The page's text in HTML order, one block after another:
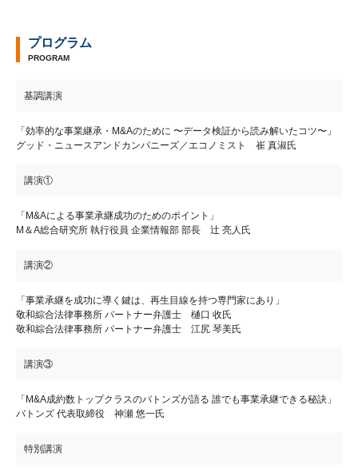
プログラム
PROGRAM
基調講演
「効率的な事業継承・M&Aのために 〜データ検証から読み解いたコツ〜」
グッド・ニュースアンドカンパニーズ／エコノミスト 崔 真淑氏
講演①
「M&Aによる事業承継成功のためのポイント」
M＆A総合研究所 執行役員 企業情報部 部長 辻 亮人氏
講演②
「事業承継を成功に導く鍵は、再生目線を持つ専門家にあり」
敬和綜合法律事務所 パートナー弁護士 樋口 收氏
敬和綜合法律事務所 パートナー弁護士 江尻 琴美氏
講演③
「M&A成約数トップクラスのバトンズが語る 誰でも事業承継できる秘訣」
バトンズ 代表取締役 神瀬 悠一氏
特別講演